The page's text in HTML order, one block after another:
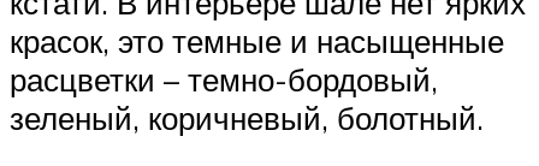
красок, это темные и насыщенные
расцветки – темно-бордовый,
зеленый, коричневый, болотный.